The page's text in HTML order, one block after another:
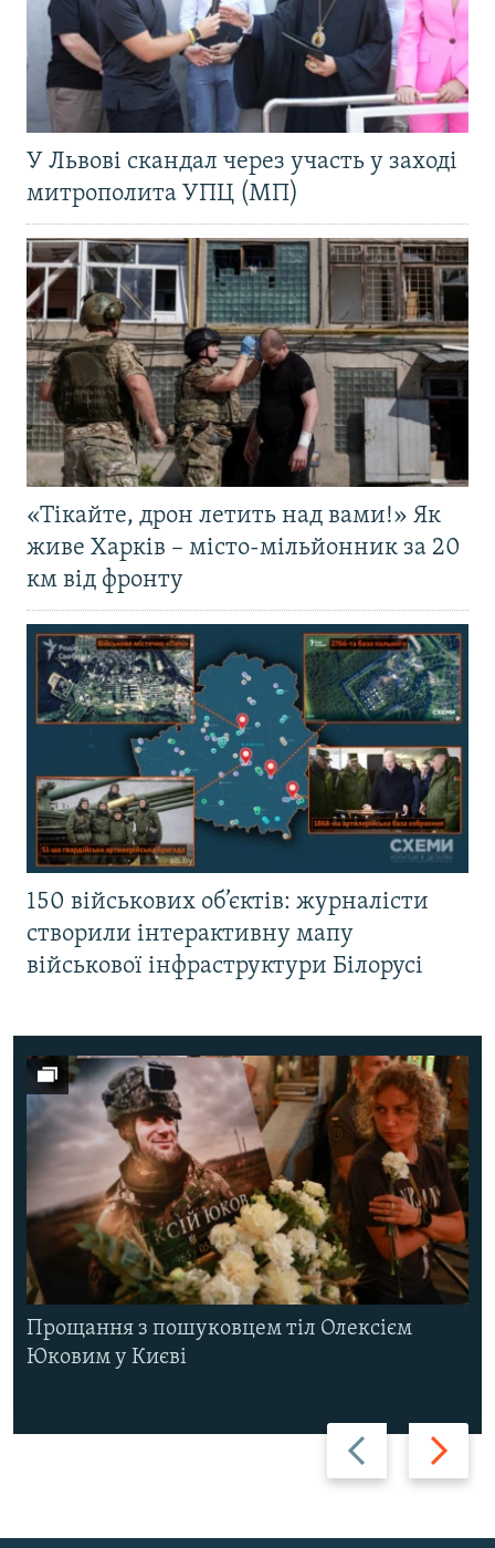
У Львові скандал через участь у заході
митрополита УПЦ (МП)
«Тікайте, дрон летить над вами!» Як
живе Харків – місто-мільйонник за 20
км від фронту
150 військових об’єктів: журналісти
створили інтерактивну мапу
військової інфраструктури Білорусі
Назад Вперед
Прощання з пошуковцем тіл Олексієм
Юковим у Києві